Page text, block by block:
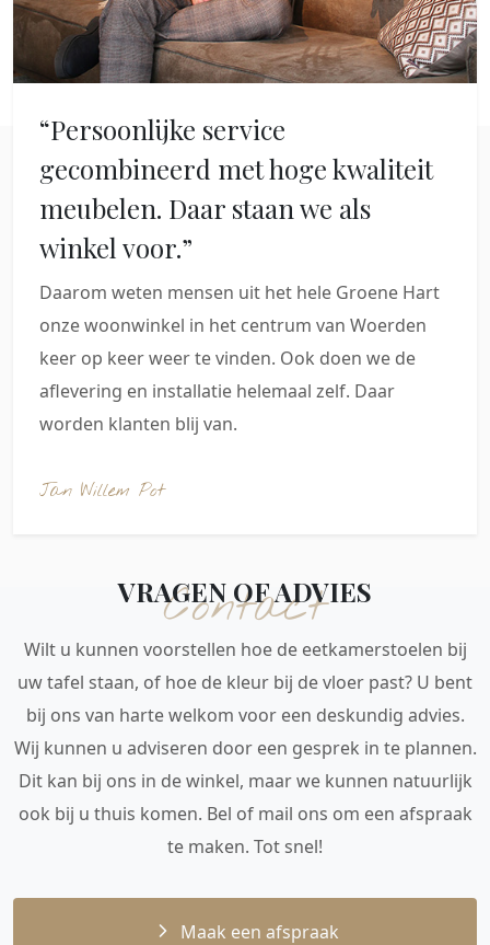
“Persoonlijke service
gecombineerd met hoge kwaliteit
meubelen. Daar staan we als
winkel voor.”
Daarom weten mensen uit het hele Groene Hart
onze woonwinkel in het centrum van Woerden
keer op keer weer te vinden. Ook doen we de
aflevering en installatie helemaal zelf. Daar
worden klanten blij van.
Jan Willem Pot
Contact
VRAGEN OF ADVIES
Wilt u kunnen voorstellen hoe de eetkamerstoelen bij
uw tafel staan, of hoe de kleur bij de vloer past? U bent
bij ons van harte welkom voor een deskundig advies.
Wij kunnen u adviseren door een gesprek in te plannen.
Dit kan bij ons in de winkel, maar we kunnen natuurlijk
ook bij u thuis komen. Bel of mail ons om een afspraak
te maken. Tot snel!
Maak een afspraak